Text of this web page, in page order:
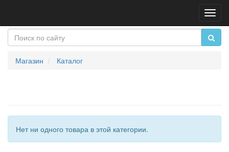
Магазин Каталог
Нет ни одного товара в этой категории.